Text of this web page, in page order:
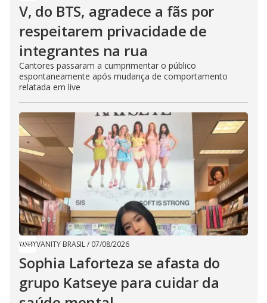
V, do BTS, agradece a fãs por
respeitarem privacidade de
integrantes na rua
Cantores passaram a cumprimentar o público
espontaneamente após mudança de comportamento
relatada em live
VANITY BRASIL/ 07/08/2026
Sophia Laforteza se afasta do
grupo Katseye para cuidar da